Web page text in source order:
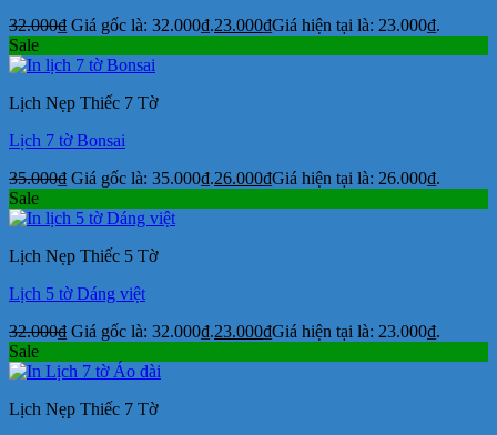
32.000₫ Giá gốc là: 32.000₫.23.000₫Giá hiện tại là: 23.000₫.
Sale
Lịch Nẹp Thiếc 7 Tờ
Lịch 7 tờ Bonsai
35.000₫ Giá gốc là: 35.000₫.26.000₫Giá hiện tại là: 26.000₫.
Sale
Lịch Nẹp Thiếc 5 Tờ
Lịch 5 tờ Dáng việt
32.000₫ Giá gốc là: 32.000₫.23.000₫Giá hiện tại là: 23.000₫.
Sale
Lịch Nẹp Thiếc 7 Tờ